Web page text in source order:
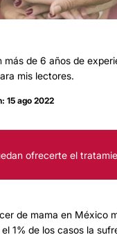
de 6 años de
mis lectores.
15 ago 2022
ofrecerte el
de mama en México
1% de los casos la